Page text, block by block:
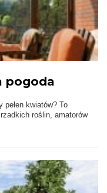
pogoda
pełen kwiatów? To
roślin, amatorów